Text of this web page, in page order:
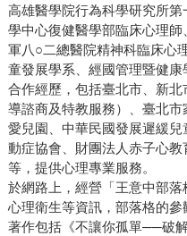
高雄醫學院行為科學研究所
學中心復健醫學部臨床心理
軍八○二總醫院精神科臨床心
童發展學系、經國管理暨健康
合作經歷，包括臺北市、新
導諮商及特教服務）、臺北
愛兒園、中華民國發展遲緩
動症協會、財團法人赤子心
等，提供心理專業服務。
於網路上，經營「王意中部
心理衛生等資訊，部落格的參
著作包括《不讓你孤單──破